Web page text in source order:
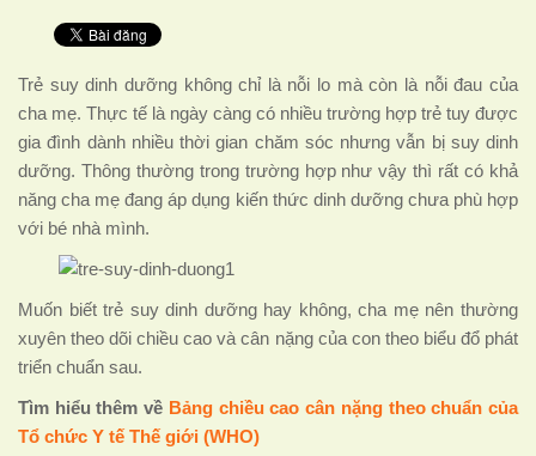
Trẻ suy dinh dưỡng không chỉ là nỗi lo mà còn là nỗi đau của
cha mẹ. Thực tế là ngày càng có nhiều trường hợp trẻ tuy được
gia đình dành nhiều thời gian chăm sóc nhưng vẫn bị suy dinh
dưỡng. Thông thường trong trường hợp như vậy thì rất có khả
năng cha mẹ đang áp dụng kiến thức dinh dưỡng chưa phù hợp
với bé nhà mình.
Muốn biết trẻ suy dinh dưỡng hay không, cha mẹ nên thường
xuyên theo dõi chiều cao và cân nặng của con theo biểu đổ phát
triển chuẩn sau.
Tìm hiểu thêm về Bảng chiều cao cân nặng theo chuẩn của
Tổ chức Y tế Thế giới (WHO)